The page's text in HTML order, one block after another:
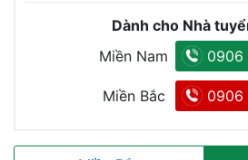
Dành cho Nhà
Miền Nam
0906
Miền Bắc 0906